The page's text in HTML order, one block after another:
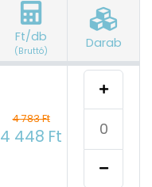
Ft/db
(Bruttó)
Darab
4 783 Ft
4 448 Ft